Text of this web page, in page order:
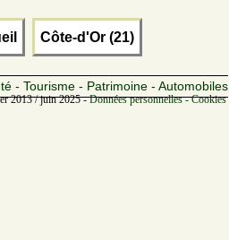
Côte-d'Or (21)
- Tourisme - Patrimoine - Automobiles
2013 / juin 2025 -Données personnelles -